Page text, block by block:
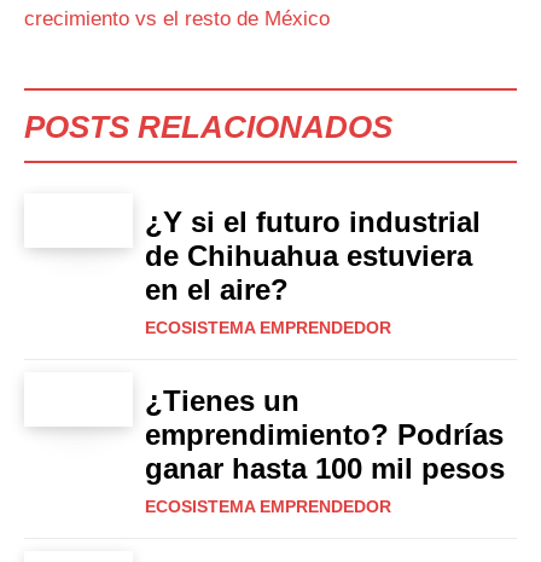
crecimiento vs el resto de México
POSTS RELACIONADOS
¿Y si el futuro industrial
de Chihuahua estuviera
en el aire?
ECOSISTEMA EMPRENDEDOR
¿Tienes un
emprendimiento? Podrías
ganar hasta 100 mil pesos
ECOSISTEMA EMPRENDEDOR